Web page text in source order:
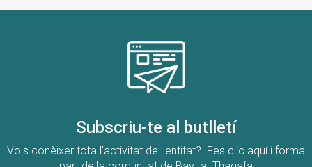
Subscriu-te al butlletí
Vols conèixer tota l'activitat de l'entitat? Fes clic aquí i forma